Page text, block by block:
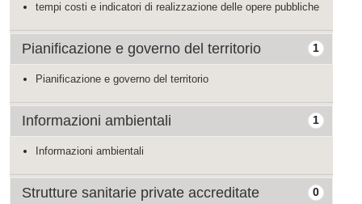
tempi costi e indicatori di realizzazione delle opere pubbliche
1
Pianificazione e governo del territorio
Pianificazione e governo del territorio
1
Informazioni ambientali
Informazioni ambientali
0
Strutture sanitarie private accreditate